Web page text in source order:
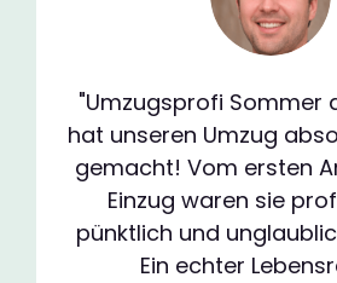
"Umzugsprofi Sommer
hat unseren Umzug
gemacht! Vom ersten
Einzug waren sie
pünktlich und
Ein echter